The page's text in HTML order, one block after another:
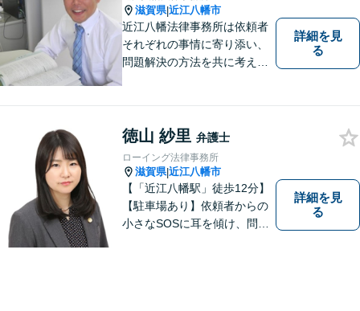
滋賀県|近江八幡市
近江八幡法律事務所は依頼者
それぞれの事情に寄り添い、
問題解決の方法を共に考える
ください。
詳細を見
る
徳山 紗里 弁護士
ローイング法律事務所
滋賀県|近江八幡市
【「近江八幡駅」徒歩12分】
【駐車場あり】依頼者からの
小さなSOSに耳を傾け、問題
詳細を見
る